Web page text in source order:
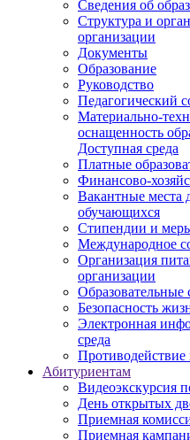
Сведения об
Структура и
организации
Документы
Образование
Руководство
Педагогический
Материально-
оснащенность
Доступная среда
Платные
Финансово-
Вакантные места
обучающихся
Стипендии и
Международное
Организация
организации
Образовательные
Безопасность
Электронная
среда
Противодействие
Абитуриентам
День открытых
Приемная
Приемная